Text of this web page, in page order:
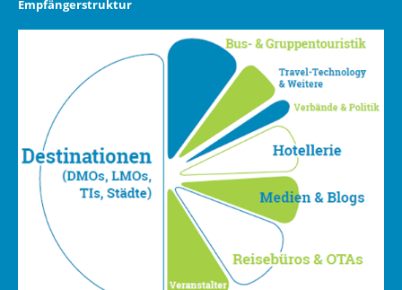
Empfängerstruktur